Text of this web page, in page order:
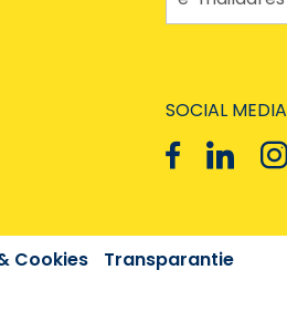
SOCIAL MEDIA
Cookies Transparantie